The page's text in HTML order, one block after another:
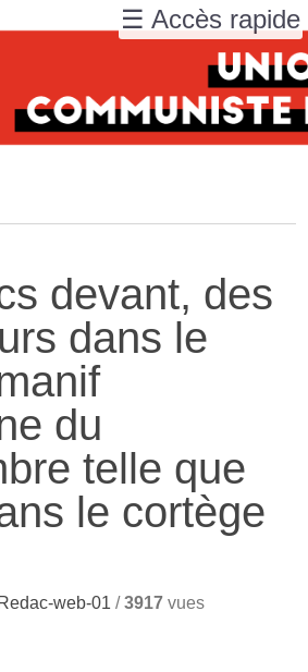
devant, des
dans le
du
telle que
le cortège
Redac-web-01 /3917 vues
☰ Accès rapide